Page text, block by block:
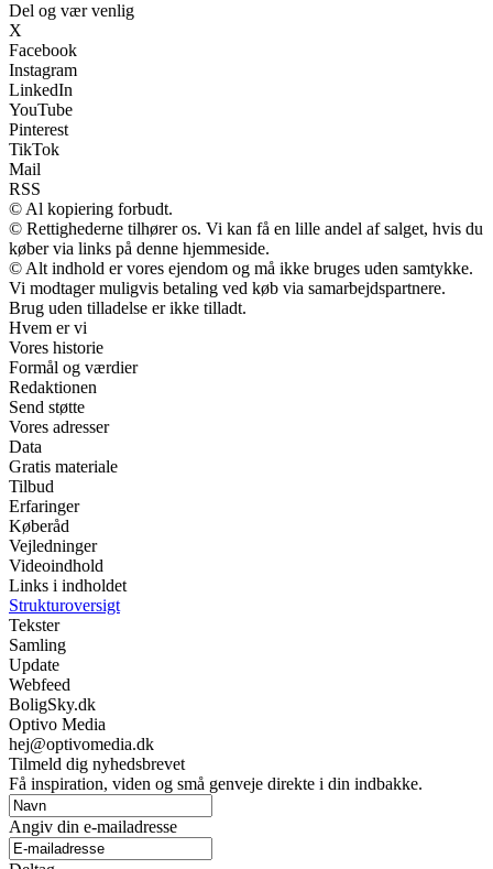
Del og vær venlig
X
Facebook
Instagram
LinkedIn
YouTube
Pinterest
TikTok
Mail
RSS
© Al kopiering forbudt.
© Rettighederne tilhører os. Vi kan få en lille andel af salget, hvis du
køber via links på denne hjemmeside.
© Alt indhold er vores ejendom og må ikke bruges uden samtykke.
Vi modtager muligvis betaling ved køb via samarbejdspartnere.
Brug uden tilladelse er ikke tilladt.
Hvem er vi
Vores historie
Formål og værdier
Redaktionen
Send støtte
Vores adresser
Data
Gratis materiale
Tilbud
Erfaringer
Køberåd
Vejledninger
Videoindhold
Links i indholdet
Strukturoversigt
Tekster
Samling
Update
Webfeed
BoligSky.dk
Optivo Media
hej@optivomedia.dk
Tilmeld dig nyhedsbrevet
Få inspiration, viden og små genveje direkte i din indbakke.
Angiv din e-mailadresse